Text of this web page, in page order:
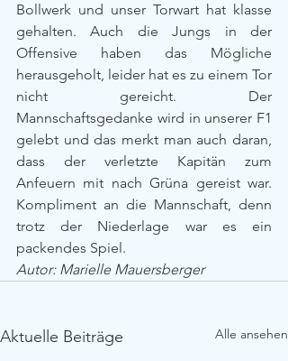
Bollwerk und unser Torwart hat klasse
gehalten. Auch die Jungs in der
Offensive haben das Mögliche
herausgeholt, leider hat es zu einem Tor
nicht gereicht. Der
Mannschaftsgedanke wird in unserer F1
gelebt und das merkt man auch daran,
dass der verletzte Kapitän zum
Anfeuern mit nach Grüna gereist war.
Kompliment an die Mannschaft, denn
trotz der Niederlage war es ein
packendes Spiel.
Autor: Marielle Mauersberger
Aktuelle Beiträge Alle ansehen